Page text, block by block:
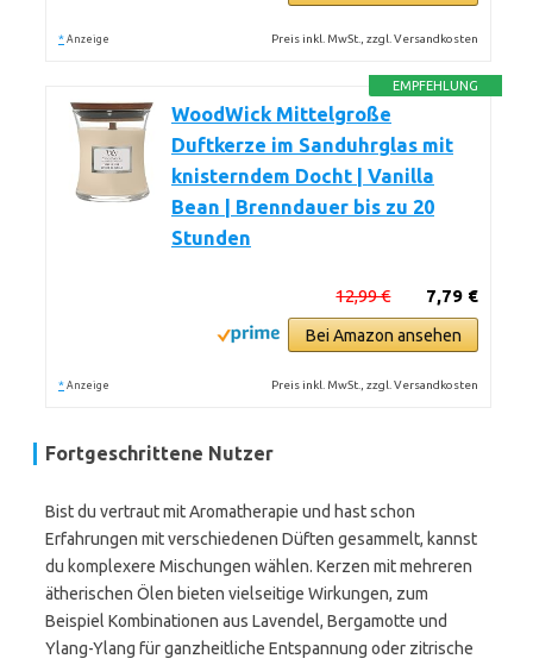
* Anzeige Preis inkl. MwSt., zzgl. Versandkosten
EMPFEHLUNG
WoodWick Mittelgroße
Duftkerze im Sanduhrglas mit
knisterndem Docht | Vanilla
Bean | Brenndauer bis zu 20
Stunden
7,79 €
12,99 €
Bei Amazon ansehen
* Anzeige Preis inkl. MwSt., zzgl. Versandkosten
Fortgeschrittene Nutzer
Bist du vertraut mit Aromatherapie und hast schon
Erfahrungen mit verschiedenen Düften gesammelt, kannst
du komplexere Mischungen wählen. Kerzen mit mehreren
ätherischen Ölen bieten vielseitige Wirkungen, zum
Beispiel Kombinationen aus Lavendel, Bergamotte und
Ylang-Ylang für ganzheitliche Entspannung oder zitrische